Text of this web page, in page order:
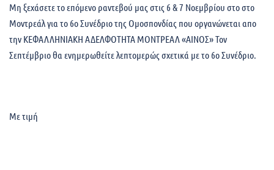
Μη ξεχάσετε το επόμενο ραντεβού μας στις 6 & 7 Νοεμβρίου στο στο
Μοντρεάλ για το 6ο Συνέδριο της Ομοσπονδίας που οργανώνεται απο
την ΚΕΦΑΛΛΗΝΙΑΚΗ ΑΔΕΛΦΟΤΗΤΑ ΜΟΝΤΡΕΑΛ «ΑΙΝΟΣ» Τον
Σεπτέμβριο θα ενημερωθείτε λεπτομερώς σχετικά με το 6ο Συνέδριο.
Με τιμή